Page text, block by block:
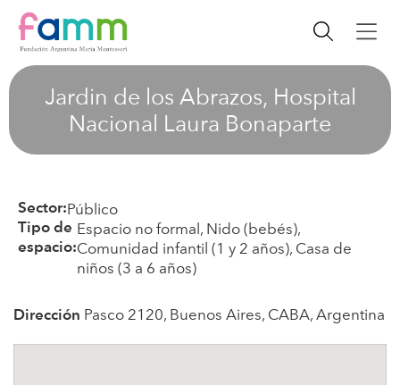
Jardin de los Abrazos, Hospital
Nacional Laura Bonaparte
Sector:Público
Tipo de
espacio:
Espacio no formal, Nido (bebés),
Comunidad infantil (1 y 2 años), Casa de
niños (3 a 6 años)
Dirección Pasco 2120, Buenos Aires, CABA, Argentina